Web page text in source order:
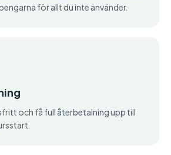
för allt du inte använder.
och få full återbetalning upp till